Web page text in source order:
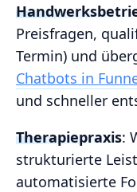
Preisfragen,
Termin) und
Chatbots in
und schneller
Therapiepraxis:
strukturierte
automatisierte